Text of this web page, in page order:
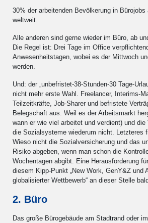
30% der arbeitenden Bevölkerung in
weltweit.
Alle anderen sind gerne wieder im Büro, ab
Die Regel ist: Drei Tage im Office
Anwesenheitstagen, wobei es der Mittwoch
werden.
Und: der „unbefristet-38-Stunden-30 Tage-
nicht mehr erste Wahl. Freelancer, Interims-
Teilzeitkräfte, Job-Sharer und befristete
Belegschaft aus. Weil es der Arbeitsmarkt
wann er wie viel arbeitet und verdient) und
die Sozialsysteme wiederum nicht. Letzteres
Wieso nicht die Sozialversicherung und das
Risiko abgeben, wenn man schon die
Wochentagen abgibt. Eine Herausforderung
diesem Kipp-Punkt „New Work, GenY&Z und
globalisierter Wettbewerb“ an dieser Stelle
2. Büro
Das große Bürogebäude am Stadtrand oder